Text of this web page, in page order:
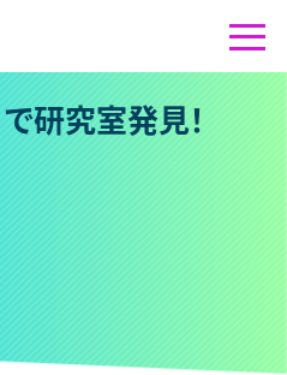
で研究室発見！